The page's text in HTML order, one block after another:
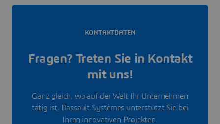
KONTAKTDATEN
Fragen? Treten Sie in Kontakt
mit uns!
Ganz gleich, wo auf der Welt Ihr Unternehmen
tätig ist, Dassault Systèmes unterstützt Sie bei
Ihren innovativen Projekten.